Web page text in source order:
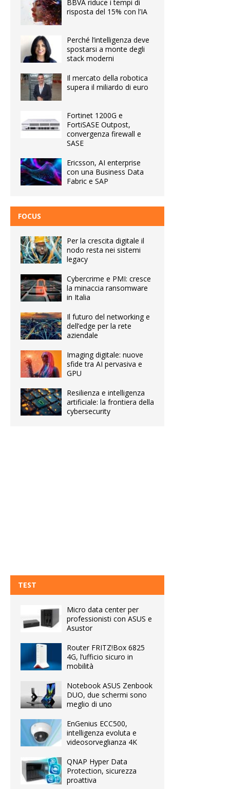
BBVA riduce i tempi di
risposta del 15% con l’IA
Perché l’intelligenza deve
spostarsi a monte degli
stack moderni
Il mercato della robotica
supera il miliardo di euro
Fortinet 1200G e
FortiSASE Outpost,
convergenza firewall e
SASE
Ericsson, AI enterprise
con una Business Data
Fabric e SAP
FOCUS
Per la crescita digitale il
nodo resta nei sistemi
legacy
Cybercrime e PMI: cresce
la minaccia ransomware
in Italia
Il futuro del networking e
dell’edge per la rete
aziendale
Imaging digitale: nuove
sfide tra AI pervasiva e
GPU
Resilienza e intelligenza
artificiale: la frontiera della
cybersecurity
TEST
Micro data center per
professionisti con ASUS e
Asustor
Router FRITZ!Box 6825
4G, l’ufficio sicuro in
mobilità
Notebook ASUS Zenbook
DUO, due schermi sono
meglio di uno
EnGenius ECC500,
intelligenza evoluta e
videosorveglianza 4K
QNAP Hyper Data
Protection, sicurezza
proattiva